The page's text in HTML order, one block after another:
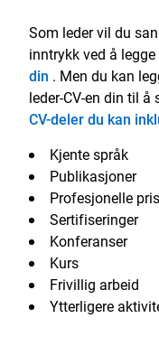
Som leder vil du
inntrykk ved å
din . Men du kan
leder-CV-en din til å
CV-deler du kan
Kjente språk
Publikasjoner
Profesjonelle
Sertifiseringer
Konferanser
Kurs
Frivillig arbeid
Ytterligere